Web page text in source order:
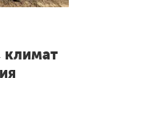
климат